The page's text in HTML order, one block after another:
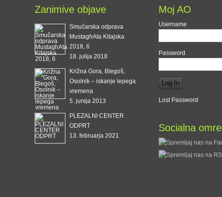
Zanimive objave
Smučarska odprava
MustaghAta Kitajska
2018, 6
18. julija 2018
Križna Gora, Blegoš,
Osolnik – iskanje lepega
vremena
5. junija 2013
PLEZALNI CENTER
ODPRT
13. februarja 2021
Moj AO
Username
Password
Lost Password
Socialna